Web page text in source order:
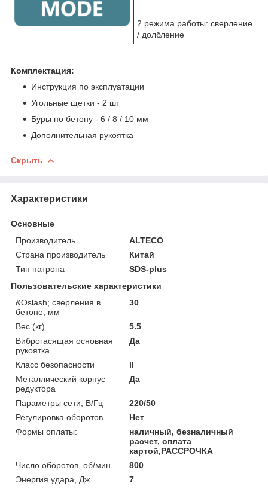
2 режима работы: сверление
/ долбление
Комплектация:
Инструкция по эксплуатации
Угольные щетки - 2 шт
Буры по бетону - 6 / 8 / 10 мм
Дополнительная рукоятка
Скрыть
Характеристики
Основные
Производитель
ALTECO
Страна производитель
Китай
Тип патрона
SDS-plus
Пользовательские характеристики
&Oslash; сверления в
бетоне, мм
30
Вес (кг)
5.5
Виброгасящая основная
рукоятка
Да
Класс безопасности
ll
Металлический корпус
редуктора
Да
Параметры сети, В/Гц
220/50
Регулировка оборотов
Нет
Формы оплаты:
наличный, безналичный
расчет, оплата
картой,РАССРОЧКА
Число оборотов, об/мин
800
Энергия удара, Дж
7